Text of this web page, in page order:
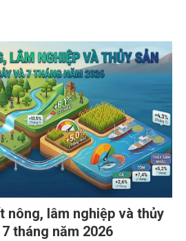
đầu tư công nghệ, xây
nông, lâm nghiệp và thủy
tháng năm 2026